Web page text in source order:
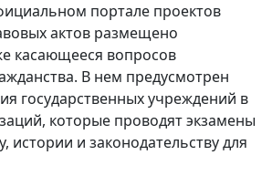
портале проектов
актов размещено
касающееся вопросов
В нем предусмотрен
государственных учреждений в
которые проводят экзамены
истории и законодательству для